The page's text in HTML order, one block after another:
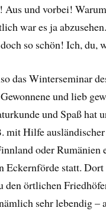
Aus und vorbei!
war es ja abzusehen.
so schön! Ich, du,
das Winterseminar
und lieb
und Spaß hat
mit Hilfe ausländischer
oder Rumänien
Eckernförde statt.
den örtlichen
sehr lebendig –